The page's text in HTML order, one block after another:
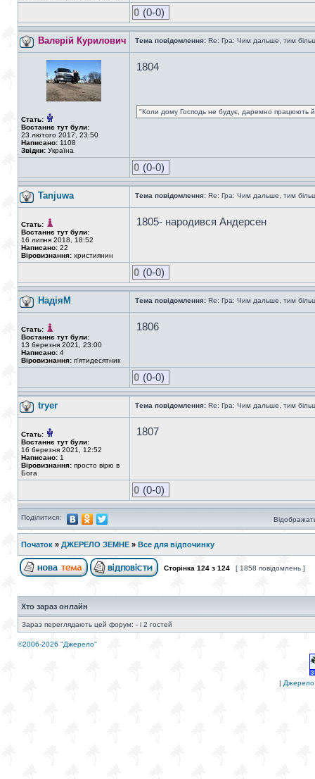
0 (0-0)
Валерій Курилович Тема повідомлення: Re: Гра: Чим дальше, тим
Стать:
Востаннє тут були:
23 лютого 2017, 23:50
Написано: 1108
Звідки: Україна
1804
"Коли дому Господь не будує, даремно працюють
0 (0-0)
Tanjuwa Тема повідомлення: Re: Гра: Чим дальше, тим
Стать:
Востаннє тут були:
16 липня 2018, 18:52
Написано: 22
Віровизнання: християнин
1805- народився Андерсен
0 (0-0)
НадіяМ Тема повідомлення: Re: Гра: Чим дальше, тим
Стать:
Востаннє тут були:
13 березня 2021, 23:00
Написано: 4
Віровизнання: п'ятидесятник
1806
0 (0-0)
tryer Тема повідомлення: Re: Гра: Чим дальше, тим
Стать:
Востаннє тут були:
16 березня 2021, 12:52
Написано: 1
Віровизнання: просто вірю в
Бога
1807
0 (0-0)
Поділитися:
Початок » ДЖЕРЕЛО ЗЕМНЕ » Все для відпочинку
Сторінка 124 з 124 [ 1858 повідомлень ]
Хто зараз онлайн
Зараз переглядають цей форум: - і 2 гостей
©2006-2026 "Джерело"
| Джерело